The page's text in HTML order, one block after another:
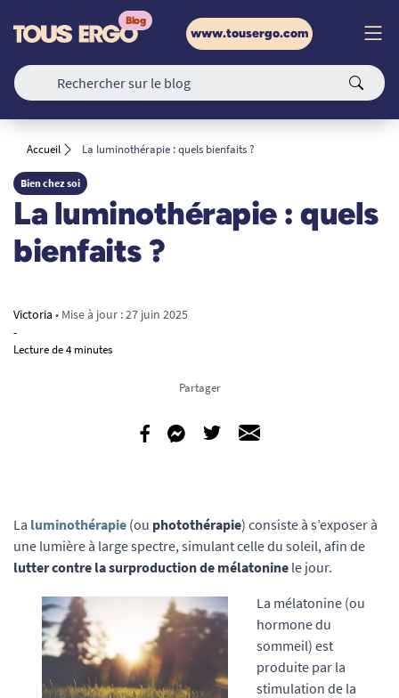
www.tousergo.com
Accueil La luminothérapie : quels bienfaits ?
Bien chez soi
La luminothérapie : quels
bienfaits ?
Victoria • Mise à jour :27 juin 2025
-
Lecture de 4 minutes
Partager
La luminothérapie (ou photothérapie) consiste à s’exposer à
une lumière à large spectre, simulant celle du soleil, afin de
lutter contre la surproduction de mélatonine le jour.
La mélatonine (ou
hormone du
sommeil) est
produite par la
stimulation de la